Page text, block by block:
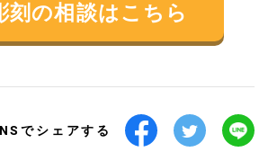
刻の相談はこちら
でシェアする